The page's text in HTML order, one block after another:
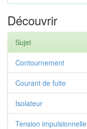
Découvrir
Sujet
Contournement
Courant de fuite
Isolateur
Tension impulsionnelle